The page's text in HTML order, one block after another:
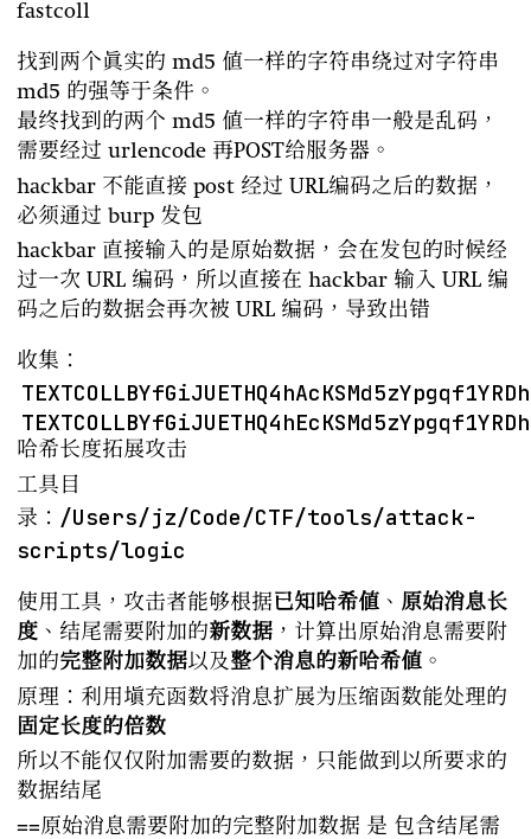
fastcoll
找到两个真实的 md5 值一样的字符串绕过对字符串
md5 的强等于条件。
最终找到的两个 md5 值一样的字符串一般是乱码，
需要经过 urlencode 再POST给服务器。
hackbar 不能直接 post 经过 URL编码之后的数据，
必须通过 burp 发包
hackbar 直接输入的是原始数据，会在发包的时候经
过一次 URL 编码，所以直接在 hackbar 输入 URL 编
码之后的数据会再次被 URL 编码，导致出错
收集：
哈希长度拓展攻击
工具目
录： /Users/jz/Code/CTF/tools/attack-
scripts/logic
使用工具，攻击者能够根据 已知哈希值 、 原始消息长
度 、结尾需要附加的新数据 ，计算出原始消息需要附
加的完整附加数据以及整个消息的新哈希值 。
原理：利用填充函数将消息扩展为压缩函数能处理的
固定长度的倍数
所以不能仅仅附加需要的数据，只能做到以所要求的
数据结尾
==原始消息需要附加的完整附加数据 是 包含结尾需